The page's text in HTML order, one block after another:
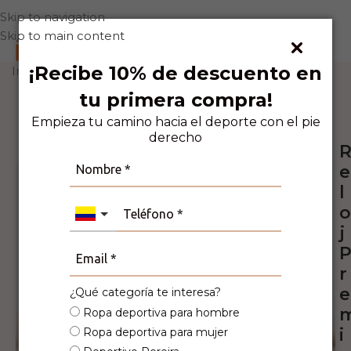
¡Recibe 10% de descuento en
tu primera compra!
Empieza tu camino hacia el deporte con el pie
derecho
¿Qué categoría te interesa?
Ropa deportiva para hombre
Ropa deportiva para mujer
Skip to navigation
Skip to main content
0
Inicio Accesorios Relojes
Personas viendo este producto ahora
mismo!
R
e
o
j
P
r
e
i